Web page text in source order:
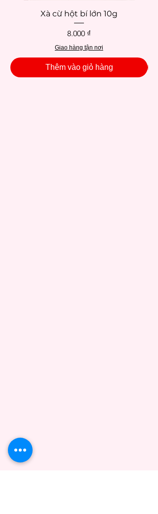
Xà cừ hột bí lớn 10g
Giá
8.000 ₫
Giao hàng tận nơi
Thêm vào giỏ hàng